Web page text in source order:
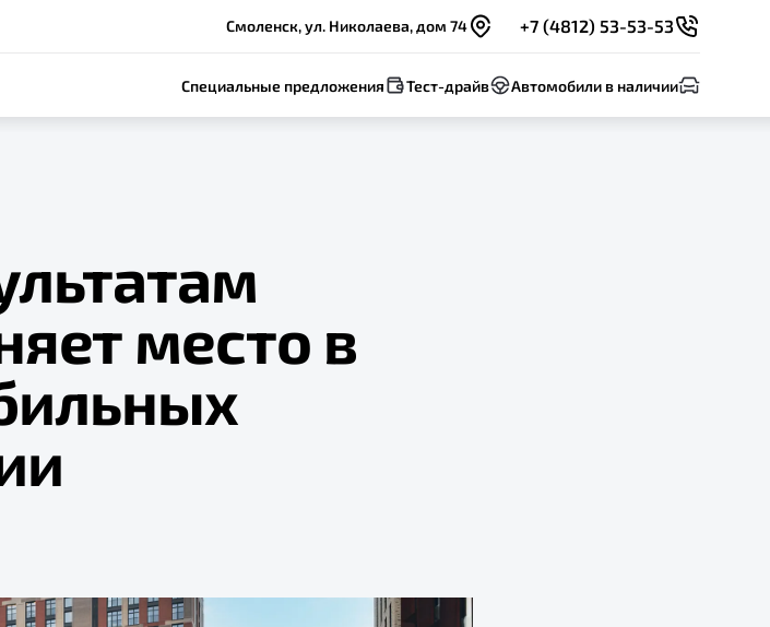
Смоленск, ул. Николаева, дом 74 +7 (4812) 53-53-53
Специальные предложения Тест-драйв Автомобили в наличии
место в